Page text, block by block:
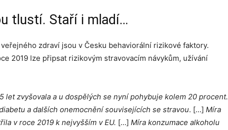
tlustí. Staří i mladí…
zdraví jsou v Česku behaviorální rizikové faktory.
2019 lze připsat rizikovým stravovacím návykům, užívání
let zvyšovala a u dospělých se nyní pohybuje kolem 20 procent.
a dalších onemocnění souvisejících se stravou. […] Míra
v roce 2019 k nejvyšším v EU. […] Míra konzumace alkoholu